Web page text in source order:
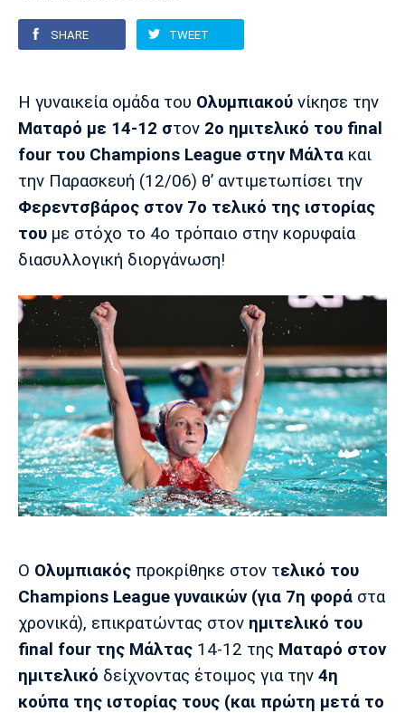
Ελλάδα
Europa League
Conference League
Διεθνή
Euro
Εθνικές Ομάδες
Κύπελλο
Διαιτησία
Ποδόσφαιρο Γυναικών
EuroLeague
Α Γυναικών
Champions League
Κύπελλο
EuroCup
Basket League
Α2 Μπάσκετ
FIBA World Cup 2023
Πόλο
Σπορ
Στίβος
Γυμναστική
Κολύμβηση
Χάντμπολ
Auto-Moto
Αυτοκίνητο
Formula 1
Μοτοσυκλέτα
Tech
Gaming
Gadgets
Smartphones
Plus
Θέατρο
Σινεμά
Ευ ζην
Βιβλίο
Μουσική
Πολιτισμός
Blogs
Η Εφημερίδα
Πρωτοσέλιδα
Έντυπη έκδοση
Στήλες
Τραγούδια
Cine Spot
Running
Media
Παρασκήνιο
Πρόγραμμα TV
Παναθηναϊκός Ατρόμητος
Αστέρας
Τρίπολης
ΠΑΣ Γιάννινα Λεβαδειακός
Παναιτωλικός Λαμία ΑΕΛ
Απόλλων
Σμύρνης
ΟΦΗ
Παναχαϊκή Ηρακλής Βόλος
Μπαρτσελόνα
Ρεάλ
Μαδρίτης
Ατλέτικο
Μαδρίτης
SHARE TWEET
H γυναικεία ομάδα του Ολυμπιακού νίκησε την
Ματαρό με 14-12 στον 2ο ημιτελικό του final
four του Champions League στην Μάλτα και
την Παρασκευή (12/06) θ’ αντιμετωπίσει την
Φερεντσβάρος στον 7ο τελικό της ιστορίας
του με στόχο το 4ο τρόπαιο στην κορυφαία
διασυλλογική διοργάνωση!
Ο Ολυμπιακός προκρίθηκε στον τελικό του
Champions League γυναικών (για 7η φορά στα
χρονικά), επικρατώντας στον ημιτελικό του
final four της Μάλτας 14-12 της Ματαρό στον
ημιτελικό δείχνοντας έτοιμος για την 4η
κούπα της ιστορίας τους (και πρώτη μετά το